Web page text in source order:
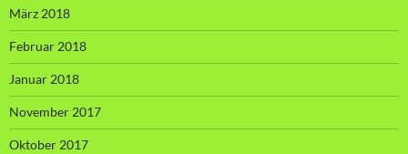
März 2018
Februar 2018
Januar 2018
November 2017
Oktober 2017